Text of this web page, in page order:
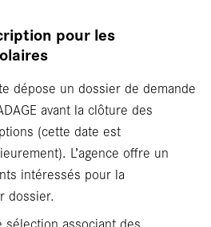
pour les
dépose un dossier de demande
avant la clôture des
(cette date est
L’agence offre un
intéressés pour la
dossier.
sélection associant des